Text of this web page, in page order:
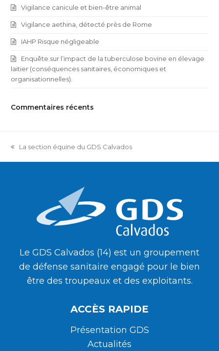
Vigilance canicule et bien-être animal
Vigilance aethina, détecté près de Rome
IAHP Risque négligeable
Enquête sur l’impact de la tuberculose bovine en élevage
laitier (conséquences sanitaires, économiques et
organisationnelles).
Commentaires récents
previous
post:
La section équine du GDS Calvados
Le GDS Calvados (14) est un groupement
de défense sanitaire engagé pour le bien
être des troupeaux et des exploitants.
ACCÈS RAPIDE
Présentation GDS
Actualités